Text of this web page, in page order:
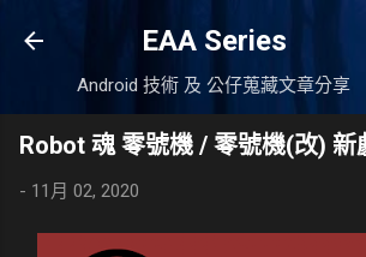
跳到主要內容
EAA Series
Android 技術 及 公仔蒐藏文章分享
Robot 魂 零號機 / 零號機(改) 新
- 11月 02, 2020